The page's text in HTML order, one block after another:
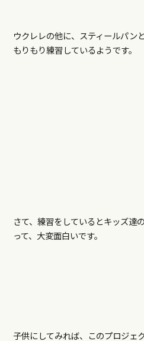
ウクレレの他に、スティールパン
もりもり練習しているようです。
さて、練習をしているとキッズ達
って、大変面白いです。
子供にしてみれば、このプロジェ